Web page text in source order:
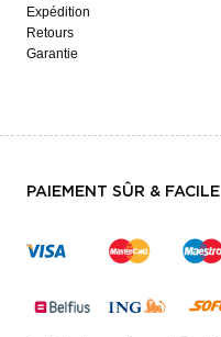
Expédition
Retours
Garantie
PAIEMENT SÛR & FACILE